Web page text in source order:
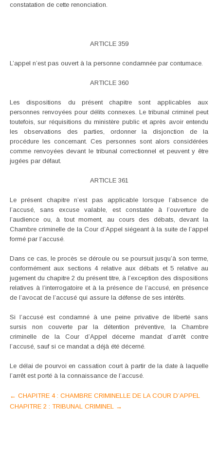
constatation de cette renonciation.
ARTICLE 359
L’appel n’est pas ouvert à la personne condamnée par contumace.
ARTICLE 360
Les dispositions du présent chapitre sont applicables aux
personnes renvoyées pour délits connexes. Le tribunal criminel peut
toutefois, sur réquisitions du ministère public et après avoir entendu
les observations des parties, ordonner la disjonction de la
procédure les concernant. Ces personnes sont alors considérées
comme renvoyées devant le tribunal correctionnel et peuvent y être
jugées par défaut.
ARTICLE 361
Le présent chapitre n’est pas applicable lorsque l’absence de
l’accusé, sans excuse valable, est constatée à l’ouverture de
l’audience ou, à tout moment, au cours des débats, devant la
Chambre criminelle de la Cour d’Appel siégeant à la suite de l’appel
formé par l’accusé.
Dans ce cas, le procès se déroule ou se poursuit jusqu’à son terme,
conformément aux sections 4 relative aux débats et 5 relative au
jugement du chapitre 2 du présent titre, à l’exception des dispositions
relatives à l’interrogatoire et à la présence de l’accusé, en présence
de l’avocat de l’accusé qui assure la défense de ses intérêts.
Si l’accusé est condamné à une peine privative de liberté sans
sursis non couverte par la détention préventive, la Chambre
criminelle de la Cour d’Appel décerne mandat d’arrêt contre
l’accusé, sauf si ce mandat a déjà été décerné.
Le délai de pourvoi en cassation court à partir de la date à laquelle
l’arrêt est porté à la connaissance de l’accusé.
Post
navigation
← CHAPITRE 4 : CHAMBRE CRIMINELLE DE LA COUR D’APPEL
CHAPITRE 2 : TRIBUNAL CRIMINEL
→